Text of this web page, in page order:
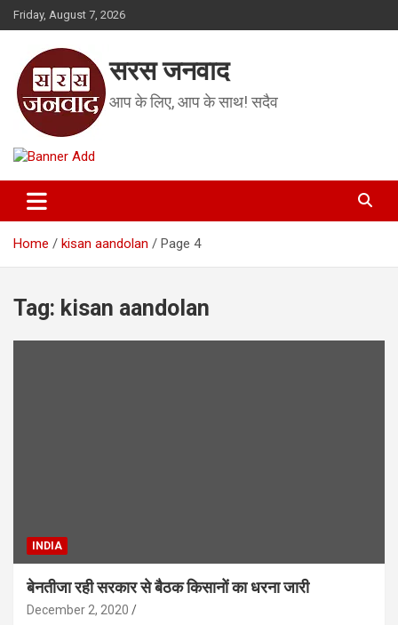
Skip
to
Friday, August 7, 2026
सरस जनवाद
आप के लिए, आप के साथ! सदैव
Home kisan aandolan Page 4
Tag: kisan aandolan
INDIA
बेनतीजा रही सरकार से बैठक किसानों का धरना जारी
December 2, 2020